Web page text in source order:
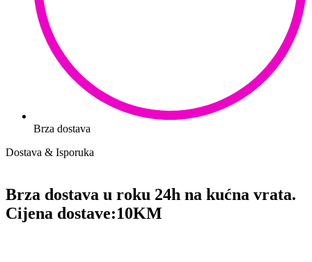
Brza dostava
Dostava & Isporuka
Brza dostava u roku 24h na kućna vrata.
Cijena dostave:10KM